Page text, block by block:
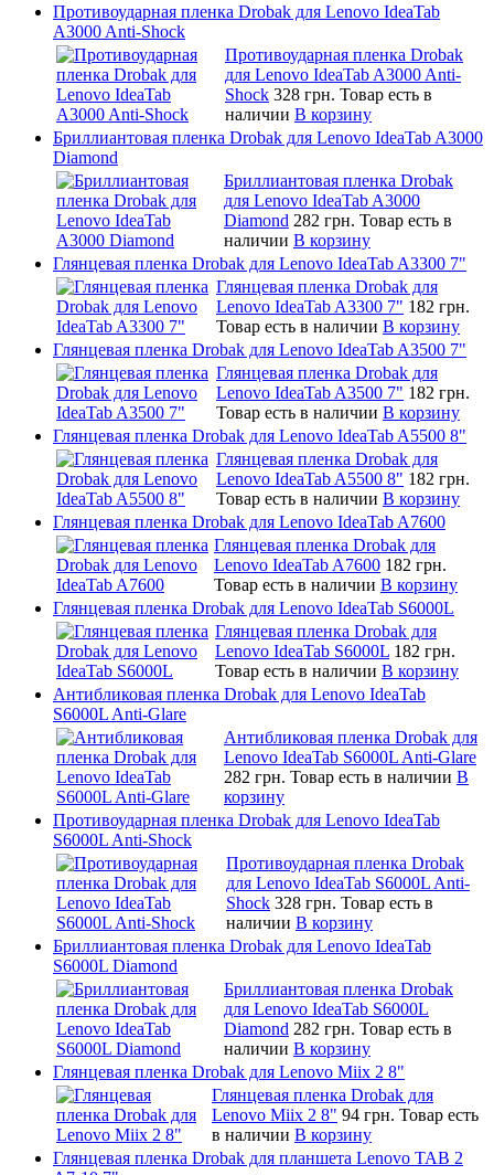
Противоударная пленка Drobak для Lenovo IdeaTab
A3000 Anti-Shock
Противоударная пленка Drobak
для Lenovo IdeaTab A3000 Anti-
Shock 328 грн. Товар есть в
наличии В корзину
Бриллиантовая пленка Drobak для Lenovo IdeaTab A3000
Diamond
Бриллиантовая пленка Drobak
для Lenovo IdeaTab A3000
Diamond 282 грн. Товар есть в
наличии В корзину
Глянцевая пленка Drobak для Lenovo IdeaTab A3300 7"
Глянцевая пленка Drobak для
Lenovo IdeaTab A3300 7" 182 грн.
Товар есть в наличии В корзину
Глянцевая пленка Drobak для Lenovo IdeaTab A3500 7"
Глянцевая пленка Drobak для
Lenovo IdeaTab A3500 7" 182 грн.
Товар есть в наличии В корзину
Глянцевая пленка Drobak для Lenovo IdeaTab A5500 8"
Глянцевая пленка Drobak для
Lenovo IdeaTab A5500 8" 182 грн.
Товар есть в наличии В корзину
Глянцевая пленка Drobak для Lenovo IdeaTab A7600
Глянцевая пленка Drobak для
Lenovo IdeaTab A7600 182 грн.
Товар есть в наличии В корзину
Глянцевая пленка Drobak для Lenovo IdeaTab S6000L
Глянцевая пленка Drobak для
Lenovo IdeaTab S6000L 182 грн.
Товар есть в наличии В корзину
Антибликовая пленка Drobak для Lenovo IdeaTab
S6000L Anti-Glare
Антибликовая пленка Drobak для
Lenovo IdeaTab S6000L Anti-Glare
282 грн. Товар есть в наличии В
корзину
Противоударная пленка Drobak для Lenovo IdeaTab
S6000L Anti-Shock
Противоударная пленка Drobak
для Lenovo IdeaTab S6000L Anti-
Shock 328 грн. Товар есть в
наличии В корзину
Бриллиантовая пленка Drobak для Lenovo IdeaTab
S6000L Diamond
Бриллиантовая пленка Drobak
для Lenovo IdeaTab S6000L
Diamond 282 грн. Товар есть в
наличии В корзину
Глянцевая пленка Drobak для Lenovo Miix 2 8"
Глянцевая пленка Drobak для
Lenovo Miix 2 8" 94 грн. Товар есть
в наличии В корзину
Глянцевая пленка Drobak для планшета Lenovo TAB 2